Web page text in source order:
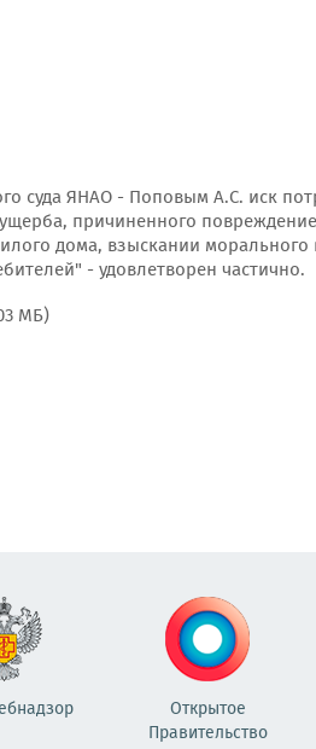
суда ЯНАО - Поповым А.С. иск
причиненного
дома, взыскании
- удовлетворен частично.
МБ)
Открытое
Правительство